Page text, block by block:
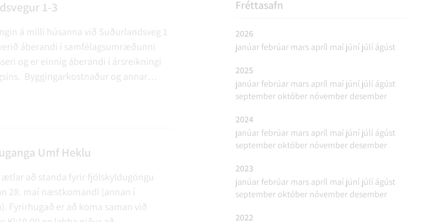
1-3
á milli húsanna við Suðurlandsveg 1
áberandi í samfélagsumræðunni
og er einnig áberandi í ársreikningi
Byggingarkostnaður og annar
er þó ekki lokið að fullu, t.a.m. á
Umf Heklu
ætlar að standa fyrir fjölskyldugöngu
28. maí næstkomandi (annan í
Fyrirhugað er að koma saman við
Fréttasafn
2026
janúar febrúar mars apríl maí júní júlí ágúst
2025
janúar febrúar mars apríl maí júní júlí ágúst
september október nóvember desember
2024
janúar febrúar mars apríl maí júní júlí ágúst
september október nóvember desember
2023
janúar febrúar mars apríl maí júní júlí ágúst
september október nóvember desember
2022